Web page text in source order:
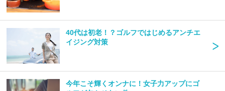
40代は初老！？ゴルフではじめるアンチエ
イジング対策
今年こそ輝くオンナに！女子力アップにゴ